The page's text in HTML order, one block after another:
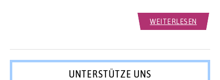
WEITERLESEN
UNTERSTÜTZE UNS